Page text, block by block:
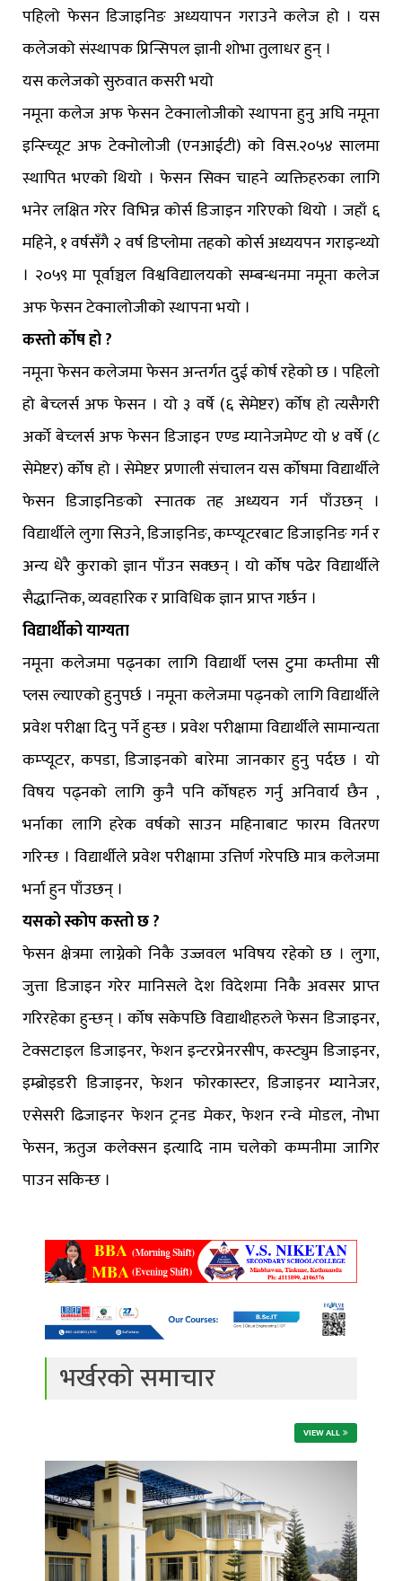
पहिलो फेसन डिजाइनिङ अध्ययापन गराउने कलेज हो । यस
कलेजको संस्थापक प्रिन्सिपल ज्ञानी शोभा तुलाधर हुन् ।
यस कलेजको सुरुवात कसरी भयो
नमूना कलेज अफ फेसन टेक्नालोजीको स्थापना हुनु अघि नमूना
इन्स्च्यिूट अफ टेक्नोलोजी (एनआईटी) को विस.२०५४ सालमा
स्थापित भएको थियो । फेसन सिक्न चाहने व्यक्तिहरुका लागि
भनेर लक्षित गरेर विभिन्न कोर्स डिजाइन गरिएको थियो । जहाँ ६
महिने, १ वर्षसँगै २ वर्ष डिप्लोमा तहको कोर्स अध्ययपन गराइन्थ्यो
। २०५९ मा पूर्वाञ्चल विश्वविद्यालयको सम्बन्धनमा नमूना कलेज
अफ फेसन टेक्नालोजीको स्थापना भयो ।
कस्तो र्कोष हो ?
नमूना फेसन कलेजमा फेसन अन्तर्गत दुई कोर्ष रहेको छ । पहिलो
हो बेच्लर्स अफ फेसन । यो ३ वर्षे (६ सेमेष्टर) र्कोष हो त्यसैगरी
अर्को बेच्लर्स अफ फेसन डिजाइन एण्ड म्यानेजमेण्ट यो ४ वर्षे (८
सेमेष्टर) र्कोष हो । सेमेष्टर प्रणाली संचालन यस र्कोषमा विद्यार्थीले
फेसन डिजाइनिङको स्नातक तह अध्ययन गर्न पाँउछन् ।
विद्यार्थीले लुगा सिउने, डिजाइनिङ, कम्प्यूटरबाट डिजाइनिङ गर्न र
अन्य धेरै कुराको ज्ञान पाँउन सक्छन् । यो र्कोष पढेर विद्यार्थीले
सैद्धान्तिक, व्यवहारिक र प्राविधिक ज्ञान प्राप्त गर्छन ।
विद्यार्थीको याग्यता
नमूना कलेजमा पढ्नका लागि विद्यार्थी प्लस टुमा कम्तीमा सी
प्लस ल्याएको हुनुपर्छ । नमूना कलेजमा पढ्नको लागि विद्यार्थीले
प्रवेश परीक्षा दिनु पर्ने हुन्छ । प्रवेश परीक्षामा विद्यार्थीले सामान्यता
कम्प्यूटर, कपडा, डिजाइनको बारेमा जानकार हुनु पर्दछ । यो
विषय पढ्नको लागि कुनै पनि र्कोषहरु गर्नु अनिवार्य छैन ,
भर्नाका लागि हरेक वर्षको साउन महिनाबाट फारम वितरण
गरिन्छ । विद्यार्थीले प्रवेश परीक्षामा उत्तिर्ण गरेपछि मात्र कलेजमा
भर्ना हुन पाँउछन् ।
यसको स्कोप कस्तो छ ?
फेसन क्षेत्रमा लाग्नेको निकै उज्जवल भविषय रहेको छ । लुगा,
जुत्ता डिजाइन गरेर मानिसले देश विदेशमा निकै अवसर प्राप्त
गरिरहेका हुन्छन् । र्कोष सकेपछि विद्याथीहरुले फेसन डिजाइनर,
टेक्सटाइल डिजाइनर, फेशन इन्टरप्रेनरसीप, कस्ट्युम डिजाइनर,
इम्ब्रोइडरी डिजाइनर, फेशन फोरकास्टर, डिजाइनर म्यानेजर,
एसेसरी ढिजाइनर फेशन ट्रनड मेकर, फेशन रन्वे मोडल, नोभा
फेसन, ऋतुज कलेक्सन इत्यादि नाम चलेको कम्पनीमा जागिर
पाउन सकिन्छ ।
भर्खरको समाचार
VIEW ALL